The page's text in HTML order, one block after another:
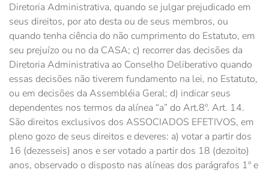
Diretoria Administrativa, quando se julgar prejudicado em
seus direitos, por ato desta ou de seus membros, ou
quando tenha ciência do não cumprimento do Estatuto, em
seu prejuízo ou no da CASA; c) recorrer das decisões da
Diretoria Administrativa ao Conselho Deliberativo quando
essas decisões não tiverem fundamento na lei, no Estatuto,
ou em decisões da Assembléia Geral; d) indicar seus
dependentes nos termos da alínea “a” do Art.8º. Art. 14.
São direitos exclusivos dos ASSOCIADOS EFETIVOS, em
pleno gozo de seus direitos e deveres: a) votar a partir dos
16 (dezesseis) anos e ser votado a partir dos 18 (dezoito)
anos, observado o disposto nas alíneas dos parágrafos 1º e